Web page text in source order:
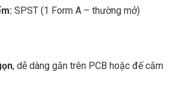
SPST (1 Form A – thường mở)
, dễ dàng gắn trên PCB hoặc đế cắm